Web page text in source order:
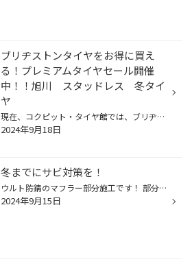
ブリヂストンタイヤをお得に買え
る！プレミアムタイヤセール開催
中！！旭川 スタッドレス 冬タイ
ヤ
現在、コクピット・タイヤ館では、ブリヂストンタイヤをお得に買える！プレミアムタイヤセールを開催中です。 コクピット・タイヤ館のアプリをダウンロード頂いた方全員に、ブリヂストンのタイヤ割引クーポンをプレゼント！ ブリヂストンのタイヤが最大20,000円OFF！ プレミアムタイヤをお得にご購...
2024年9月18日
冬までにサビ対策を！
ウルト防錆のマフラー部分施工です！ 部分的なコーティングになるので 下回り全体のウルト防錆と違って即日施工が可能です。 また塗装タイプになるので見た目もきれいに✧◝(⁰▿⁰)◜✧ 施工できる色は『黒』と『シルバー』の2種類！！！！ まずこちらは黒タイプ！！！！！ ↓ ↓ ↓ ↓ ↓ ↓ ↓ ↓ ↓ ↓ ↓ ↓ ↓ ↓ ↓...
2024年9月15日